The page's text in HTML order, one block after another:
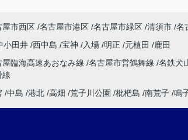
屋市西区 名古屋市港区 名古屋市緑区 清須市 名
小田井 西中島 宝神 入場 明正 元植田
鹿田
屋臨海高速あおなみ線 名古屋市営鶴舞線 名鉄犬
線
中島 港北 高畑 荒子川公園 枇杷島 南荒子 鳴